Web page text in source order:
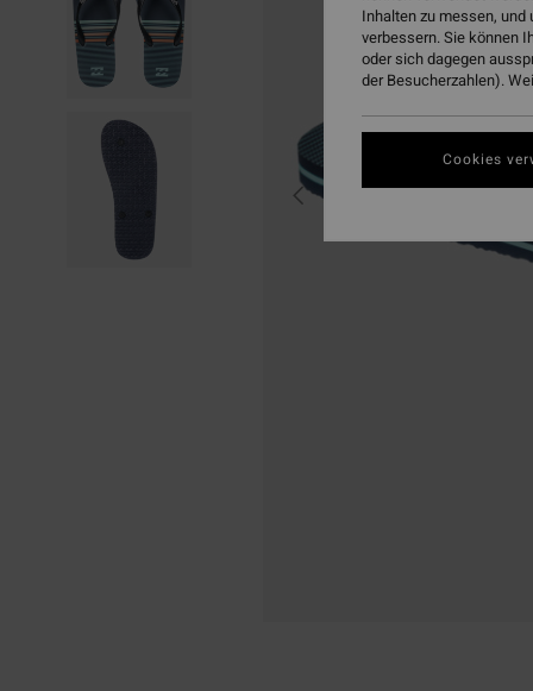
Inhalten zu messen, und
verbessern. Sie können
oder sich dagegen
der Besucherzahlen).
Cookies